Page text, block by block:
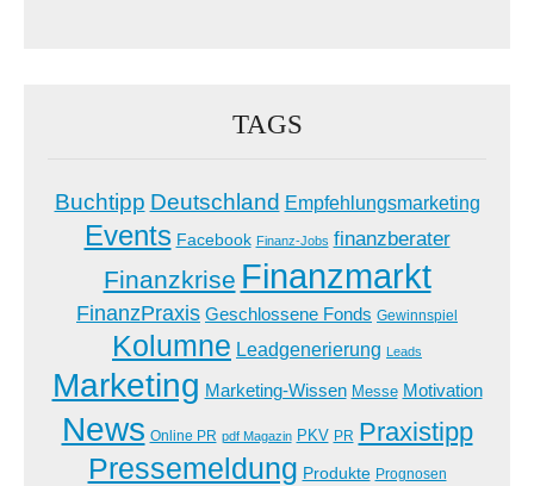
TAGS
Buchtipp Deutschland Empfehlungsmarketing
Events Facebook Finanz-Jobs finanzberater
Finanzkrise Finanzmarkt
FinanzPraxis Geschlossene Fonds Gewinnspiel
Kolumne Leadgenerierung Leads
Marketing Marketing-Wissen Messe Motivation
News Online PR pdf Magazin PKV PR Praxistipp
Pressemeldung Produkte Prognosen